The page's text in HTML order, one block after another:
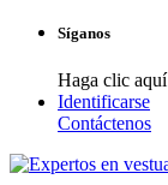
Síganos
Haga clic
Identificarse
Contáctenos